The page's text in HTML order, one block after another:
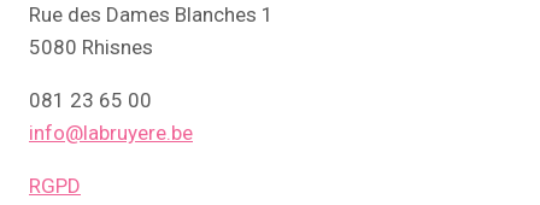
Rue des Dames Blanches 1
5080 Rhisnes
081 23 65 00
info@labruyere.be
RGPD